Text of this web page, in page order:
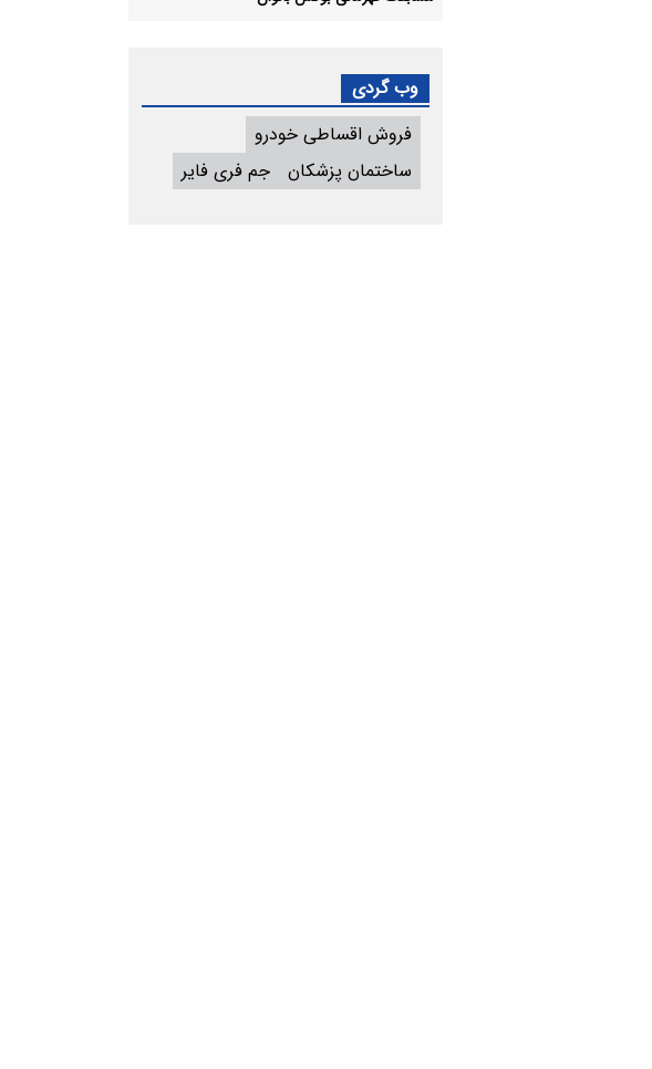
وب گردی
فروش اقساطی خودرو
ساختمان پزشکان
جم فری فایر